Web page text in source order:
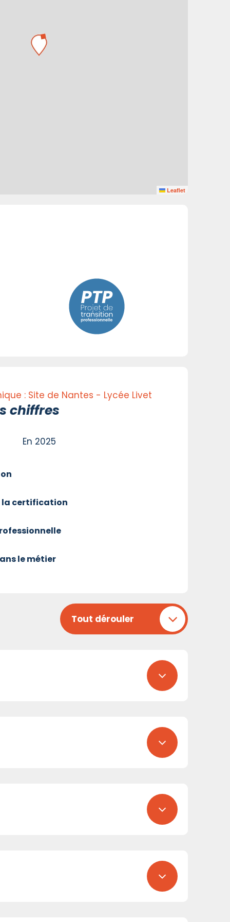
Leaflet
: Site de Nantes - Lycée Livet
chiffres
En 2025
la certification
le métier
Tout dérouler